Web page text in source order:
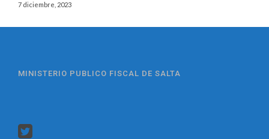
7 diciembre, 2023
MINISTERIO PUBLICO FISCAL DE SALTA